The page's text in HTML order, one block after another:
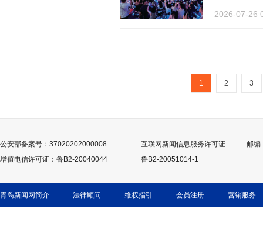
2026-07-26
1 2 3
公安部备案号：37020202000008 互联网新闻信息服务许可证
邮编
增值电信许可证：鲁B2-20040044
鲁B2-20051014-1
青岛新闻网简介 法律顾问 维权指引 会员注册 营销服务